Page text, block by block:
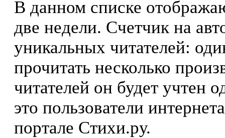
В данном списке
две недели. Счетчик на
уникальных читателей:
прочитать несколько
читателей он будет учтен
это пользователи
портале Стихи.ру.